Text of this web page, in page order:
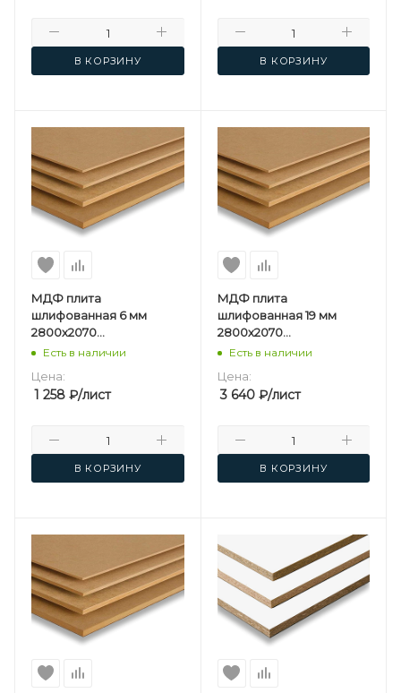
В КОРЗИНУ В КОРЗИНУ
МДФ плита
шлифованная 6 мм
2800х2070
мм Kastamonu F
Есть в наличии
Цена:
1 258 ₽/лист
В КОРЗИНУ
МДФ плита
шлифованная 19 мм
2800х2070
мм Kastamonu F
Есть в наличии
Цена:
3 640₽/лист
В КОРЗИНУ